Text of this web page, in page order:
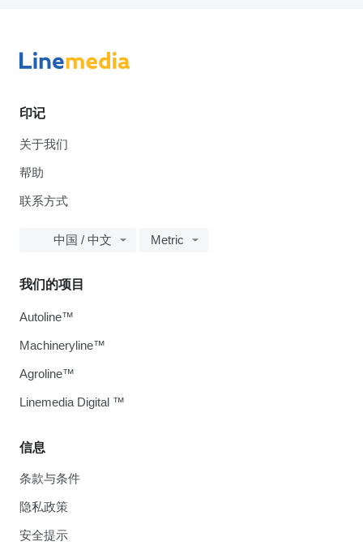
印记
关于我们
帮助
联系方式
中国 / 中文 Metric
信息
条款与条件
隐私政策
安全提示
我们的项目
Autoline™
Machineryline™
Agroline™
Linemedia Digital ™